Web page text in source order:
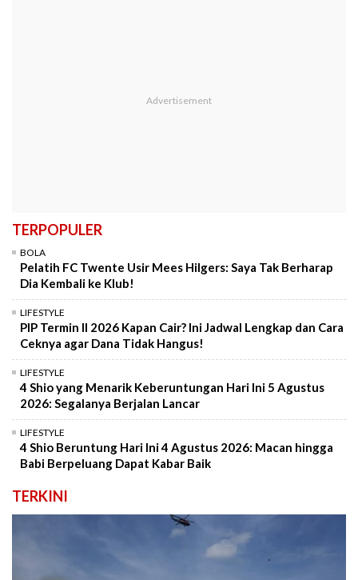
TERPOPULER
BOLA
Pelatih FC Twente Usir Mees Hilgers: Saya Tak Berharap
Dia Kembali ke Klub!
LIFESTYLE
PIP Termin II 2026 Kapan Cair? Ini Jadwal Lengkap dan Cara
Ceknya agar Dana Tidak Hangus!
LIFESTYLE
4 Shio yang Menarik Keberuntungan Hari Ini 5 Agustus
2026: Segalanya Berjalan Lancar
LIFESTYLE
4 Shio Beruntung Hari Ini 4 Agustus 2026: Macan hingga
Babi Berpeluang Dapat Kabar Baik
TERKINI